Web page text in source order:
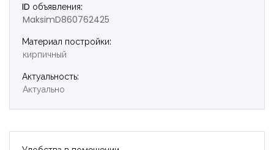
ID объявления:
MaksimD860762425
Материал постройки:
кирпичный
Актуальность:
Актуально